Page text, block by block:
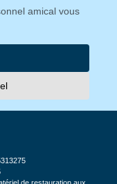
amical vous